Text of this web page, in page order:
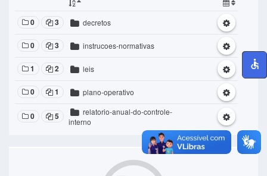
0 3 decretos
0 3 instrucoes-normativas
1 2 leis
0 1 plano-operativo
0 5
relatorio-anual-do-controle-
interno